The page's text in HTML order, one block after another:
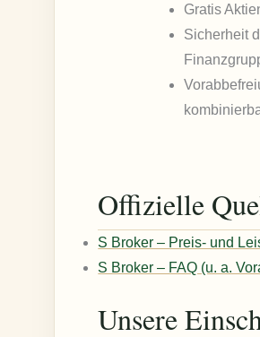
Gratis
Sicherheit
Offizielle
S Broker – Preis- und
S Broker – FAQ (u. a.
Unsere